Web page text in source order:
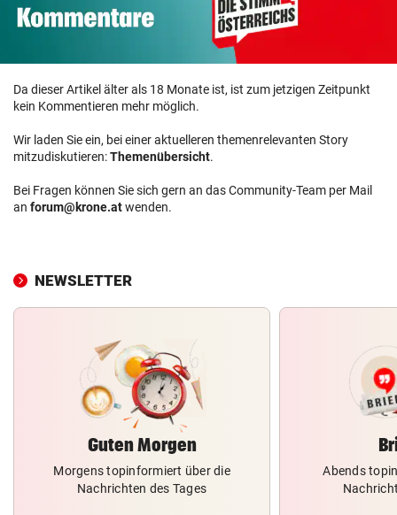
Da dieser Artikel älter als 18 Monate ist, ist zum jetzigen Zeitpunkt
kein Kommentieren mehr möglich.
Wir laden Sie ein, bei einer aktuelleren themenrelevanten Story
mitzudiskutieren:Themenübersicht.
Bei Fragen können Sie sich gern an das Community-Team per Mail
an forum@krone.atwenden.
NEWSLETTER
Guten Morgen
Morgens topinformiert über die
Nachrichten des Tages
Abends